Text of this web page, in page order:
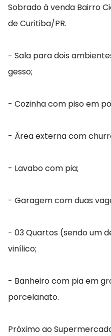
Sobrado à venda Bairro
de Curitiba/PR.
- Sala para dois
gesso;
- Cozinha com piso em
- Área externa com
- Lavabo com pia;
- Garagem com duas
- 03 Quartos (sendo um
vinílico;
- Banheiro com pia em
porcelanato.
Próximo ao